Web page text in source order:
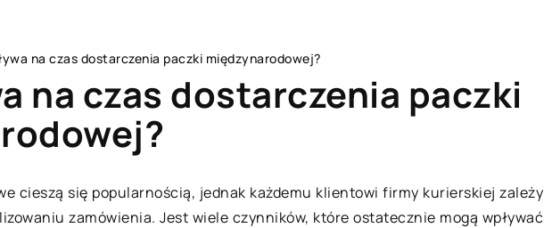
na czas dostarczenia paczki międzynarodowej?
na czas dostarczenia paczki
cieszą się popularnością, jednak każdemu klientowi firmy kurierskiej zależy
zamówienia. Jest wiele czynników, które ostatecznie mogą wpływać